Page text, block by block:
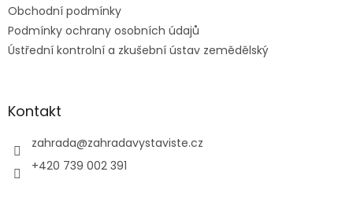
Obchodní podmínky
Podmínky ochrany osobních údajů
Ústřední kontrolní a zkušební ústav zemědělský
Kontakt
zahrada@zahradavystaviste.cz
+420 739 002 391